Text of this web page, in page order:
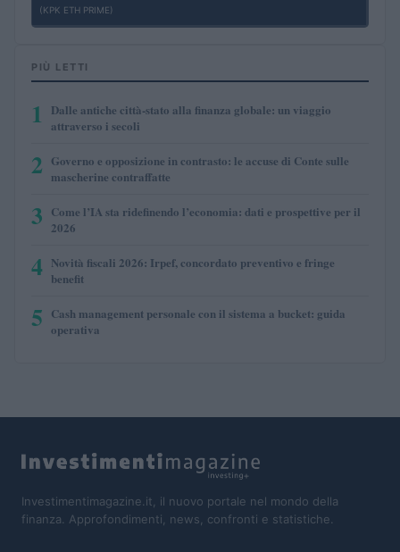
(KPK ETH PRIME)
PIÙ LETTI
1
Dalle antiche città-stato alla finanza globale: un viaggio
attraverso i secoli
2 Governo e opposizione in contrasto: le accuse di Conte sulle
mascherine contraffatte
3 Come l’IA sta ridefinendo l’economia: dati e prospettive per il
2026
4 Novità fiscali 2026: Irpef, concordato preventivo e fringe
benefit
5 Cash management personale con il sistema a bucket: guida
operativa
Investimentimagazine.it, il nuovo portale nel mondo della
finanza. Approfondimenti, news, confronti e statistiche.